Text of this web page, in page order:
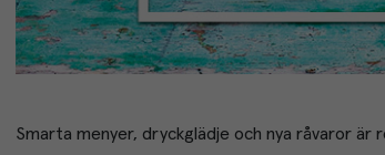
Smarta menyer, dryckglädje och nya råvaror är